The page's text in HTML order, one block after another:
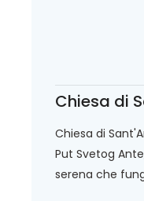
Chiesa di
Chiesa di
Put Svetog
serena che